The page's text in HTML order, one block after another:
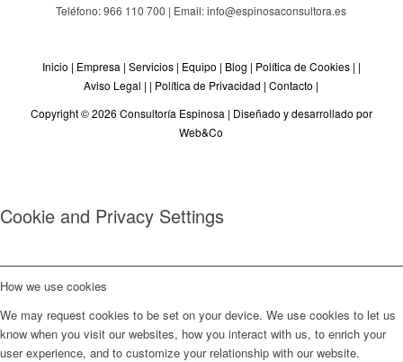
Teléfono: 966 110 700 | Email: info@espinosaconsultora.es
Inicio | Empresa | Servicios| Equipo | Blog | Política de Cookies| |
Aviso Legal | | Política de Privacidad |Contacto |
Copyright © 2026 Consultoría Espinosa | Diseñado y desarrollado por
Web&Co
Cookie and Privacy Settings
How we use cookies
We may request cookies to be set on your device. We use cookies to let us
know when you visit our websites, how you interact with us, to enrich your
user experience, and to customize your relationship with our website.